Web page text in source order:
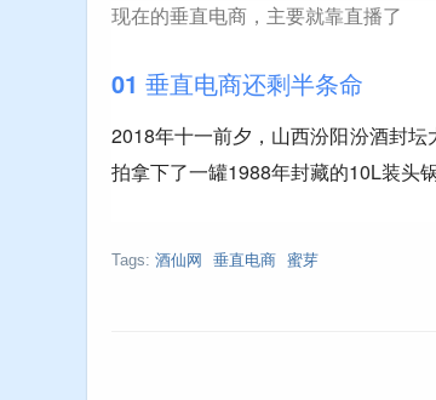
现在的垂直电商，主要就靠直播了
01 垂直电商还剩半条命
2018年十一前夕，山西汾阳汾酒封
拍拿下了一罐1988年封藏的10L装头
Tags: 酒仙网 垂直电商
蜜芽